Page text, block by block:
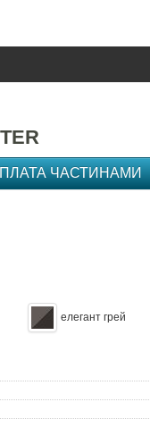
ЧАСТИНАМИ
елегант грей